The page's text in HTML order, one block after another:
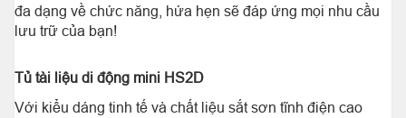
đa dạng về chức năng, hứa hẹn sẽ đáp ứng mọi nhu cầu
lưu trữ của bạn!
Tủ tài liệu di động mini HS2D
Với kiểu dáng tinh tế và chất liệu sắt sơn tĩnh điện cao